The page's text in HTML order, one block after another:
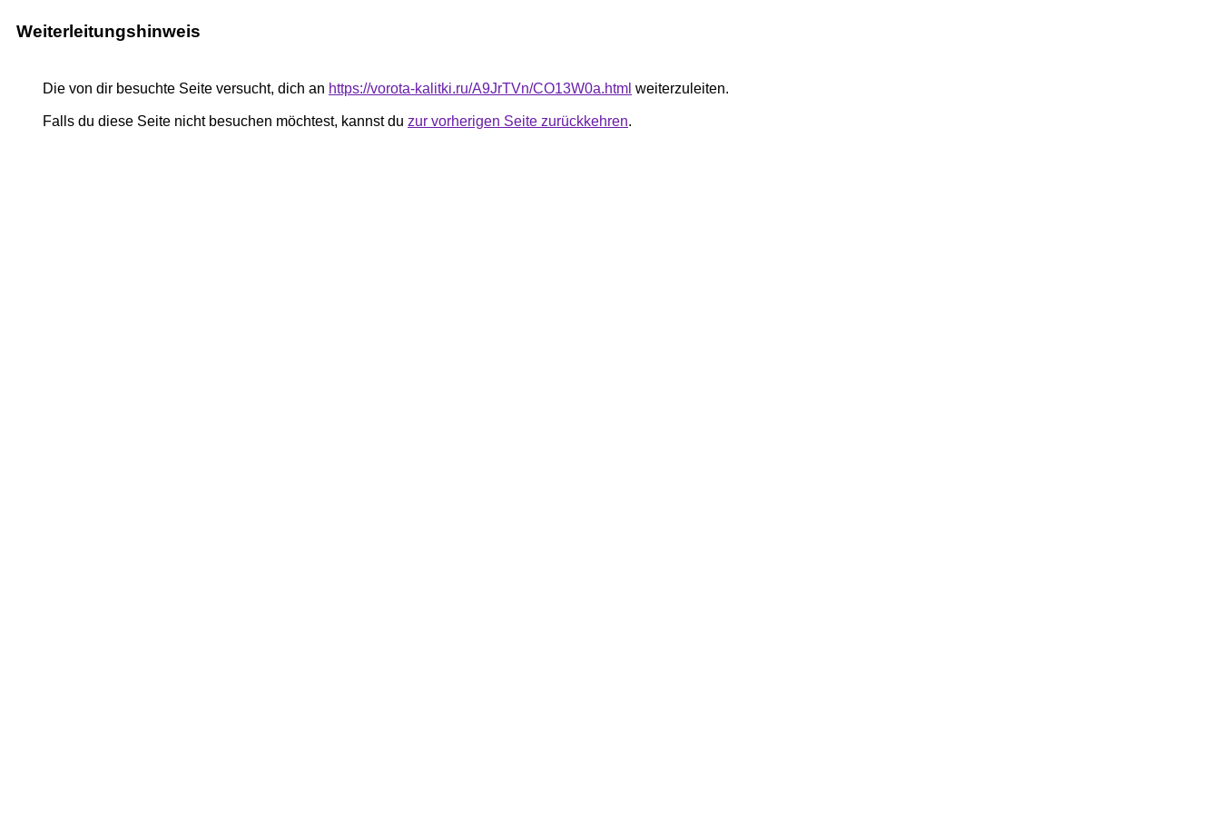
Weiterleitungshinweis
Die von dir besuchte Seite versucht, dich an https://vorota-kalitki.ru/A9JrTVn/CO13W0a.html weiterzuleiten.
Falls du diese Seite nicht besuchen möchtest, kannst du zur vorherigen Seite zurückkehren.